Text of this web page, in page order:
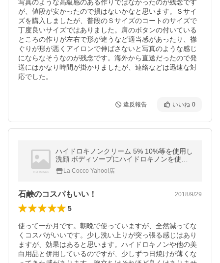
写真のような高級感のある作りではなかったのが残念です
が、値段が安かったので損はないかなと思います。Ｓサイ
ズを購入しましたが、普段のＳサイズのコートのサイズで
丁度良いサイズではありました。肩のボタンの付いている
ところの作りが左右で形が違うなど適当感があったり、襟
ぐりが形が悪くアイロンで伸ばさないと写真のような感じ
にならなそうなのが残念です。海外から直送だったので発
送にはかなり時間が掛かりましたが、連絡などは迅速な対
応でした。
違反報告 いいね 0
ハイドロキノンクリーム 5% 10%等を使用し
洗顔 ボディソープにハイドロキノンを使用
したい方に BIHAKUEN ビハクエン ハイドロ
キノンソープ 石鹸 100g 2個セット
La Cocco Yahoo!店
石鹸のコスパもいい！ 2018/9/29
5
使って一か月です。朝晩で使っていますが、全然減ってな
くコスパがいいです。少し洗い上りが突っ張る感じはあり
ますが、効果はあると思います。ハイドロキノンや他の美
白用品と併用しているのですが、少しずつ日焼けが薄くな